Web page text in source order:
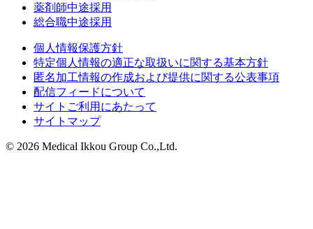
薬剤師中途採用
総合職中途採用
個人情報保護方針
特定個人情報の適正な取扱いに関する基本方針
匿名加工情報の作成および提供に関する公表事項
配信フィードについて
サイトご利用にあたって
サイトマップ
© 2026 Medical Ikkou Group Co.,Ltd.